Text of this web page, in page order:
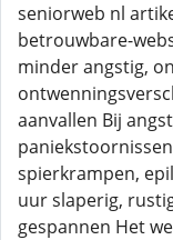
seniorweb nl
betrouwbare-
minder angstig,
aanvallen Bij
spierkrampen,
uur slaperig,
gespannen Het